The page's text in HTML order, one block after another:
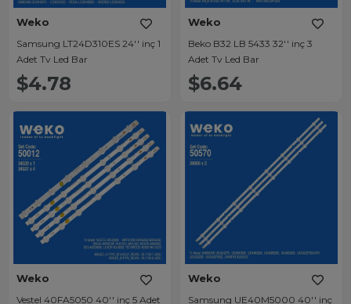
Weko
Samsung LT24D310ES 24'' inç 1
Adet Tv Led Bar
$4.78
Weko
Beko B32 LB 5433 32'' inç 3
Adet Tv Led Bar
$6.64
Weko
Vestel 40FA5050 40'' inç 5 Adet
Weko
Samsung UE40M5000 40'' inç